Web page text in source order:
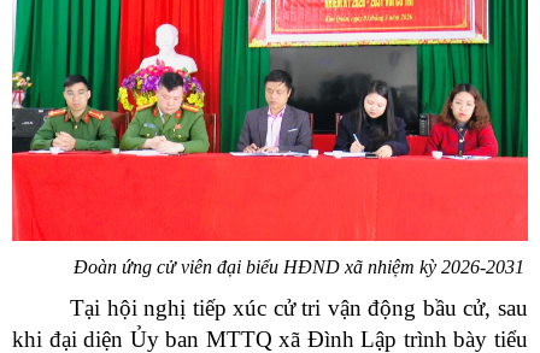
Đoàn ứng cử viên đại biểu HĐND xã nhiệm kỳ 2026-2031
Tại hội nghị tiếp xúc cử tri vận động bầu cử, sau
khi đại diện Ủy ban MTTQ xã Đình Lập trình bày tiểu